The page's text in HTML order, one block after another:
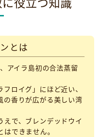
とは
アイラ島初の合法蒸留
ロイグ」にほど近い、
の香りが広がる美しい湾
えで、ブレンデッドウイ
できません。